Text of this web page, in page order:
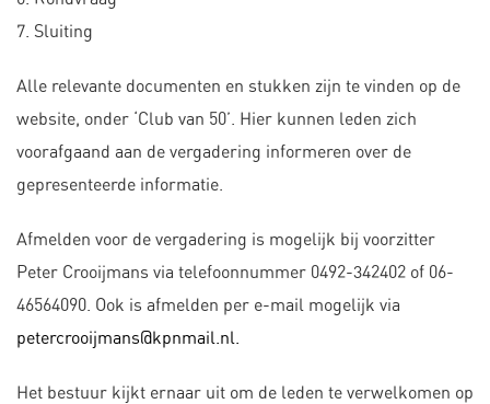
7. Sluiting
Alle relevante documenten en stukken zijn te vinden op de
website, onder ‘Club van 50’. Hier kunnen leden zich
voorafgaand aan de vergadering informeren over de
gepresenteerde informatie.
Afmelden voor de vergadering is mogelijk bij voorzitter
Peter Crooijmans via telefoonnummer 0492-342402 of 06-
46564090. Ook is afmelden per e-mail mogelijk via
petercrooijmans@kpnmail.nl.
Het bestuur kijkt ernaar uit om de leden te verwelkomen op